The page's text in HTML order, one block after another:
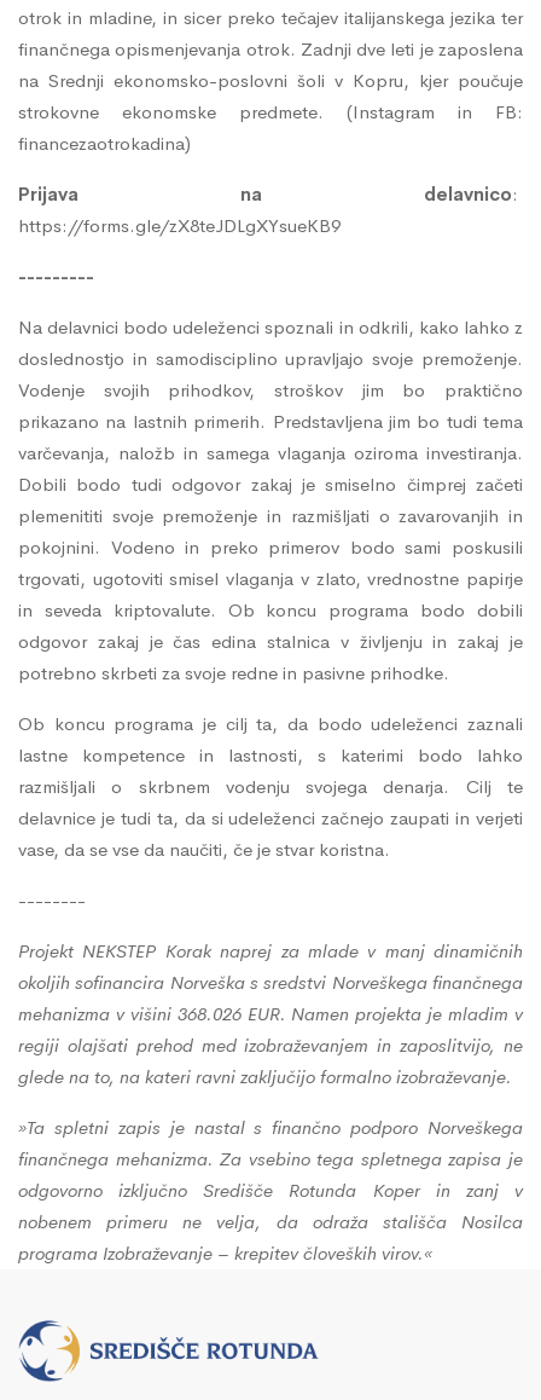
otrok in mladine, in sicer preko tečajev italijanskega jezika ter
finančnega opismenjevanja otrok. Zadnji dve leti je zaposlena
na Srednji ekonomsko-poslovni šoli v Kopru, kjer poučuje
strokovne ekonomske predmete. (Instagram in FB:
financezaotrokadina)
Prijava na delavnico:
https://forms.gle/zX8teJDLgXYsueKB9
---------
Na delavnici bodo udeleženci spoznali in odkrili, kako lahko z
doslednostjo in samodisciplino upravljajo svoje premoženje.
Vodenje svojih prihodkov, stroškov jim bo praktično
prikazano na lastnih primerih. Predstavljena jim bo tudi tema
varčevanja, naložb in samega vlaganja oziroma investiranja.
Dobili bodo tudi odgovor zakaj je smiselno čimprej začeti
plemenititi svoje premoženje in razmišljati o zavarovanjih in
pokojnini. Vodeno in preko primerov bodo sami poskusili
trgovati, ugotoviti smisel vlaganja v zlato, vrednostne papirje
in seveda kriptovalute. Ob koncu programa bodo dobili
odgovor zakaj je čas edina stalnica v življenju in zakaj je
potrebno skrbeti za svoje redne in pasivne prihodke.
Ob koncu programa je cilj ta, da bodo udeleženci zaznali
lastne kompetence in lastnosti, s katerimi bodo lahko
razmišljali o skrbnem vodenju svojega denarja. Cilj te
delavnice je tudi ta, da si udeleženci začnejo zaupati in verjeti
vase, da se vse da naučiti, če je stvar koristna.
--------
Projekt NEKSTEP Koraknaprej za mlade v manj dinamičnih
okoljih sofinancira Norveška s sredstvi Norveškega finančnega
mehanizma v višini 368.026 EUR. Namen projekta je mladim v
regiji olajšati prehod med izobraževanjem in zaposlitvijo, ne
glede na to, na kateri ravni zaključijo formalno izobraževanje.
»Ta spletni zapis je nastal s finančno podporo Norveškega
finančnega mehanizma. Za vsebino tega spletnega zapisa je
odgovorno izključnoSredišče Rotunda Koper in zanj v
nobenem primeru ne velja, da odraža stališča Nosilca
programa Izobraževanje – krepitev človeških virov.«